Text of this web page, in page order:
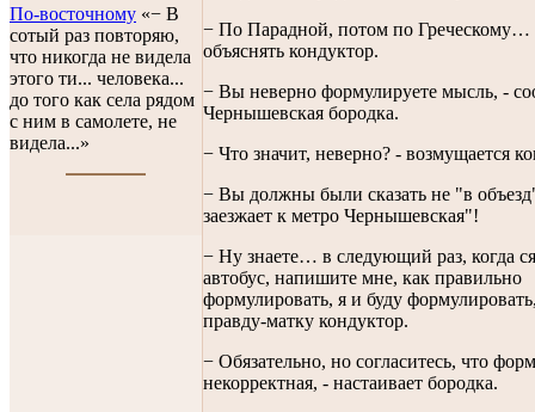
По-восточному «− В
сотый раз повторяю,
что никогда не видела
этого ти... человека...
до того как села рядом
с ним в самолете, не
видела...»
− По Парадной, потом по Греческому…
объяснять кондуктор.
− Вы неверно формулируете мысль, -
Чернышевская бородка.
− Что значит, неверно? - возмущается
− Вы должны были сказать не "в
заезжает к метро Чернышевская"!
− Ну знаете… в следующий раз, когда
автобус, напишите мне, как правильно
формулировать, я и буду
правду-матку кондуктор.
− Обязательно, но согласитесь, что
некорректная, - настаивает бородка.